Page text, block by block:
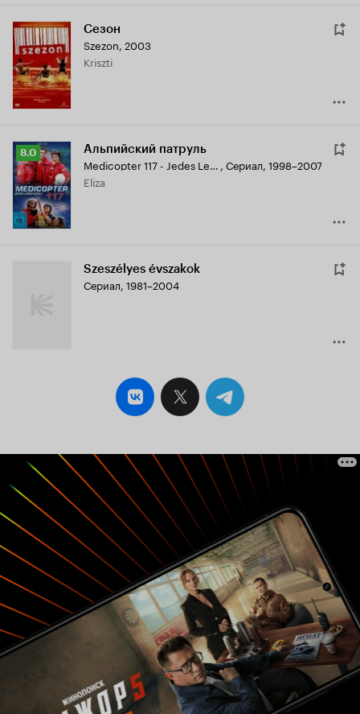
Сезон
Szezon, 2003
Kriszti
Рейтинг
Кинопоиска
8.0
8.0 Альпийский патруль
Medicopter 117 - Jedes Leben zählt , Сериал, 1998–2007
Eliza
Szeszélyes évszakok
Сериал, 1981–2004